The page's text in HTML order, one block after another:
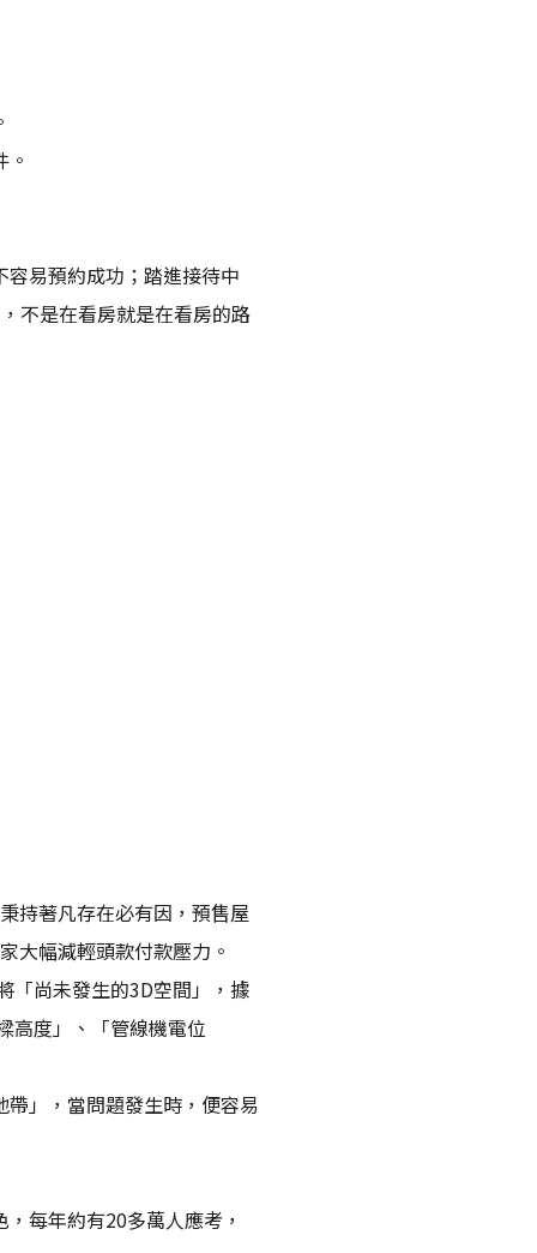
易預約成功；踏進接待中
不是在看房就是在看房的路
持著凡存在必有因，預售屋
大幅減輕頭款付款壓力。
「尚未發生的3D空間」，據
高度」、「管線機電位
」，當問題發生時，便容易
每年約有20多萬人應考，